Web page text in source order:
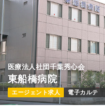
医療法人社団千葉秀心会
東船橋病院
エージェント求人 電子カルテ